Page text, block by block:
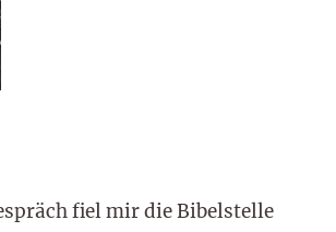
fiel mir die Bibelstelle